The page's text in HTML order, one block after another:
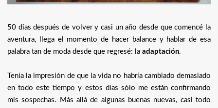
50 días después de volver y casi un año desde que comencé la
aventura, llega el momento de hacer balance y hablar de esa
palabra tan de moda desde que regresé: la adaptación.
Tenía la impresión de que la vida no habría cambiado demasiado
en todo este tiempo y estos días sólo me están confirmando
mis sospechas. Más allá de algunas buenas nuevas, casi todo